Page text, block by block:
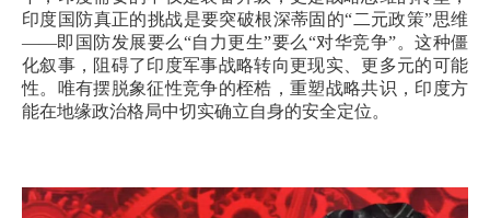
印度国防真正的挑战是要突破根深蒂固的“二元政策”思维
——即国防发展要么“自力更生”要么“对华竞争”。这种僵
化叙事，阻碍了印度军事战略转向更现实、更多元的可能
性。唯有摆脱象征性竞争的桎梏，重塑战略共识，印度方
能在地缘政治格局中切实确立自身的安全定位。